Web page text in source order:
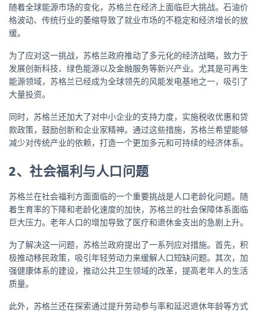
随着全球能源市场的变化，苏格兰在经济上面临巨大挑战。石油价
格波动、传统行业的萎缩导致了就业市场的不稳定和经济增长的放
缓。
为了应对这一挑战，苏格兰政府推动了多元化的经济战略，致力于
发展创新科技、绿色能源以及金融服务等新兴产业。尤其是可再生
能源领域，苏格兰已经成为全球领先的风能发电基地之一，吸引了
大量投资。
同时，苏格兰还加大了对中小企业的支持力度，实施税收优惠和贷
款政策，鼓励创新和企业家精神。通过这些措施，苏格兰希望能够
减少对传统产业的依赖，打造一个更加多元和可持续的经济体系。
2、社会福利与人口问题
苏格兰在社会福利方面面临的一个重要挑战是人口老龄化问题。随
着生育率的下降和老龄化速度的加快，苏格兰的社会保障体系面临
巨大压力。老年人口的增加导致了医疗和退休金支出的急剧上升。
为了解决这一问题，苏格兰政府提出了一系列应对措施。首先，积
极推动移民政策，吸引年轻劳动力来缓解人口短缺问题。其次，加
强健康体系的建设，推动公共卫生领域的改革，提高老年人的生活
质量。
此外，苏格兰还在探索通过提升劳动参与率和延迟退休年龄等方式